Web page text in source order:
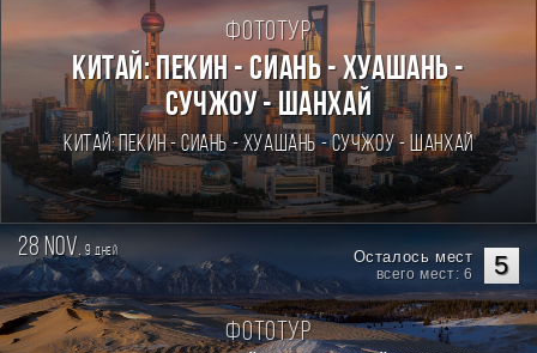
Фототур
Китай: Пекин - Сиань - Хуашань -
Сучжоу - Шанхай
Китай: Пекин - Сиань - Хуашань - Сучжоу - Шанхай
28 nov. 9дней 5
Осталось мест
всего мест: 6
Фототур